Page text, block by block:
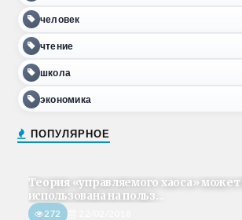
человек
чтение
школа
экономика
ПОПУЛЯРНОЕ
Теория «управляемого хаоса»
использована на польз...
272